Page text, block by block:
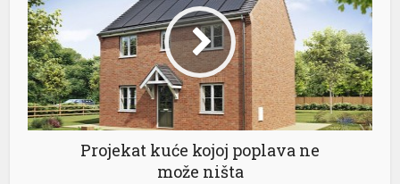
Projekat kuće kojoj poplava ne
može ništa